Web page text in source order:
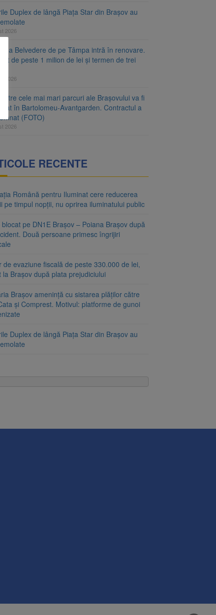
Duplex de lângă Piața Star din Brașov au
2026
Belvedere de pe Tâmpa intră în renovare.
de peste 1 milion de lei și termen de trei
2026
dintre cele mai mari parcuri ale Brașovului va fi
în Bartolomeu-Avantgarden. Contractul a
(FOTO)
2026
RECENTE
Română pentru Iluminat cere reducerea
pe timpul nopții, nu oprirea iluminatului public
blocat pe DN1E Brașov – Poiana Brașov după
Două persoane primesc îngrijiri
de evaziune fiscală de peste 330.000 de lei,
la Brașov după plata prejudiciului
Brașov amenință cu sistarea plăților către
și Comprest. Motivul: platforme de gunoi
Duplex de lângă Piața Star din Brașov au